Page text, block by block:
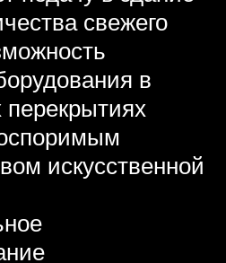
свежего
в
искусственной